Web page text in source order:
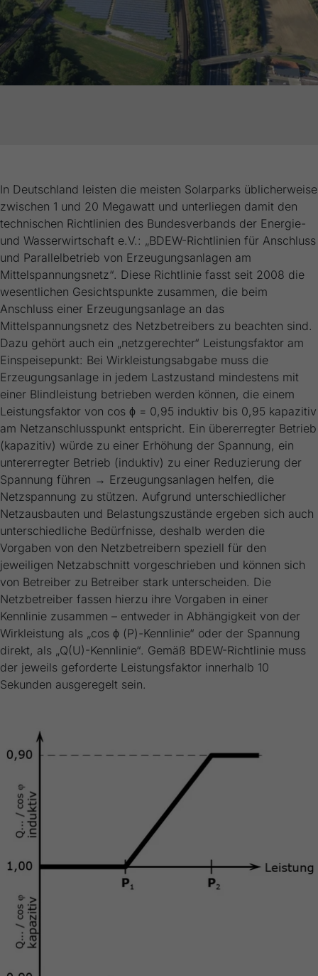
In Deutschland leisten die meisten Solarparks üblicherweise
zwischen 1 und 20 Megawatt und unterliegen damit den
technischen Richtlinien des Bundesverbands der Energie-
und Wasserwirtschaft e.V.: „BDEW-Richtlinien für Anschluss
und Parallelbetrieb von Erzeugungsanlagen am
Mittelspannungsnetz“. Diese Richtlinie fasst seit 2008 die
wesentlichen Gesichtspunkte zusammen, die beim
Anschluss einer Erzeugungsanlage an das
Mittelspannungsnetz des Netzbetreibers zu beachten sind.
Dazu gehört auch ein „netzgerechter“ Leistungsfaktor am
Einspeisepunkt: Bei Wirkleistungsabgabe muss die
Erzeugungsanlage in jedem Lastzustand mindestens mit
einer Blindleistung betrieben werden können, die einem
Leistungsfaktor von cos ϕ = 0,95 induktiv bis 0,95 kapazitiv
am Netzanschlusspunkt entspricht. Ein übererregter Betrieb
(kapazitiv) würde zu einer Erhöhung der Spannung, ein
untererregter Betrieb (induktiv) zu einer Reduzierung der
Spannung führen → Erzeugungsanlagen helfen, die
Netzspannung zu stützen. Aufgrund unterschiedlicher
Netzausbauten und Belastungszustände ergeben sich auch
unterschiedliche Bedürfnisse, deshalb werden die
Vorgaben von den Netzbetreibern speziell für den
jeweiligen Netzabschnitt vorgeschrieben und können sich
von Betreiber zu Betreiber stark unterscheiden. Die
Netzbetreiber fassen hierzu ihre Vorgaben in einer
Kennlinie zusammen – entweder in Abhängigkeit von der
Wirkleistung als „cos ϕ (P)-Kennlinie“ oder der Spannung
direkt, als „Q(U)-Kennlinie“. Gemäß BDEW-Richtlinie muss
der jeweils geforderte Leistungsfaktor innerhalb 10
Sekunden ausgeregelt sein.
Zweck
Einstellungen. Unter anderem eine zufällig
generierte ID, für die historische
Speicherung Ihrer vorgenommen
Einstellungen, falls der Webseiten-Betreiber
dies eingestellt hat.